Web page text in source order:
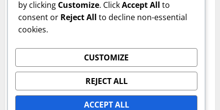
Actualitate
6 august, sărbătoare cu cruce roșie. Ce înseamnă
Schimbarea la Față a Domnului
August 6, 2026
by clicking Customize. ClickAccept All to
consent or Reject All to decline non-essential
cookies.
CUSTOMIZE
REJECT ALL
ACCEPT ALL